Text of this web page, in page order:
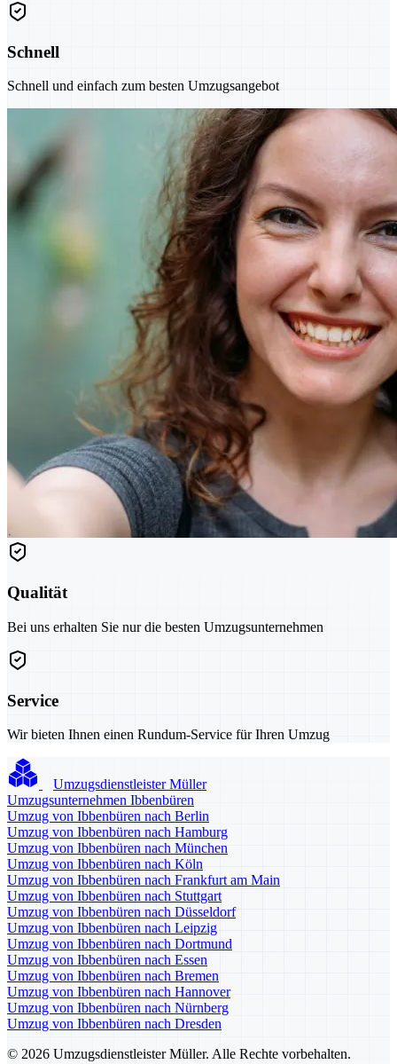
Schnell
Schnell und einfach zum besten Umzugsangebot
Qualität
Bei uns erhalten Sie nur die besten Umzugsunternehmen
Service
Wir bieten Ihnen einen Rundum-Service für Ihren Umzug
Umzugsdienstleister Müller
Umzugsunternehmen Ibbenbüren
Umzug von Ibbenbüren nach Berlin
Umzug von Ibbenbüren nach Hamburg
Umzug von Ibbenbüren nach München
Umzug von Ibbenbüren nach Köln
Umzug von Ibbenbüren nach Frankfurt am Main
Umzug von Ibbenbüren nach Stuttgart
Umzug von Ibbenbüren nach Düsseldorf
Umzug von Ibbenbüren nach Leipzig
Umzug von Ibbenbüren nach Dortmund
Umzug von Ibbenbüren nach Essen
Umzug von Ibbenbüren nach Bremen
Umzug von Ibbenbüren nach Hannover
Umzug von Ibbenbüren nach Nürnberg
Umzug von Ibbenbüren nach Dresden
© 2026 Umzugsdienstleister Müller. Alle Rechte vorbehalten.